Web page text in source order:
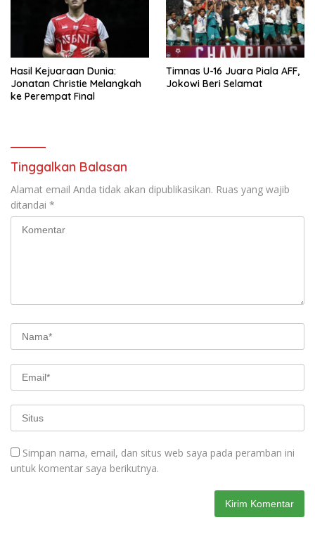
Hasil Kejuaraan Dunia:
Jonatan Christie Melangkah
ke Perempat Final
Timnas U-16 Juara Piala AFF,
Jokowi Beri Selamat
Tinggalkan Balasan
Alamat email Anda tidak akan dipublikasikan. Ruas yang wajib
ditandai *
Simpan nama, email, dan situs web saya pada peramban ini
untuk komentar saya berikutnya.